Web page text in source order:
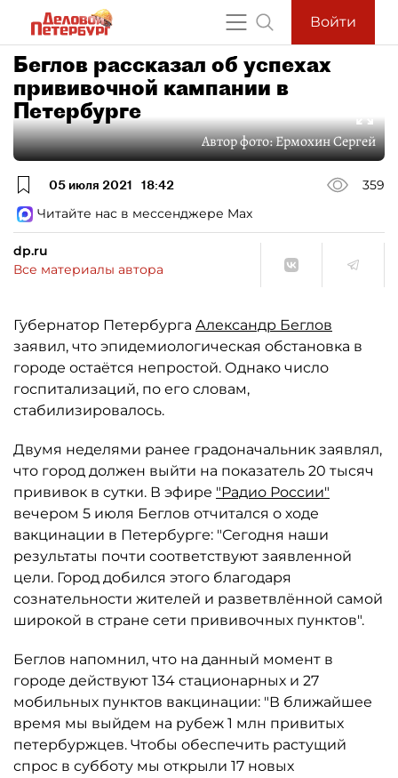
Войти
Беглов рассказал об успехах
прививочной кампании в
Петербурге
Автор фото:Ермохин Сергей
05 июля 2021 18:42
359
Читайте нас в мессенджере Max
dp.ru
Все материалы автора
Губернатор Петербурга Александр Беглов
заявил, что эпидемиологическая обстановка в
городе остаётся непростой. Однако число
госпитализаций, по его словам,
стабилизировалось.
Двумя неделями ранее градоначальник заявлял,
что город должен выйти на показатель 20 тысяч
прививок в сутки. В эфире "Радио России"
вечером 5 июля Беглов отчитался о ходе
вакцинации в Петербурге: "Сегодня наши
результаты почти соответствуют заявленной
цели. Город добился этого благодаря
сознательности жителей и разветвлённой самой
широкой в стране сети прививочных пунктов".
Беглов напомнил, что на данный момент в
городе действуют 134 стационарных и 27
мобильных пунктов вакцинации: "В ближайшее
время мы выйдем на рубеж 1 млн привитых
петербуржцев. Чтобы обеспечить растущий
спрос в субботу мы открыли 17 новых